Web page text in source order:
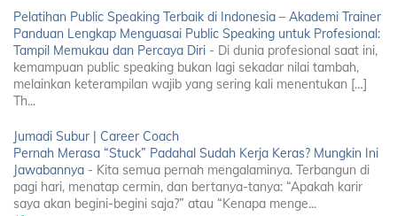
Pelatihan Public Speaking Terbaik di Indonesia – Akademi Trainer
Panduan Lengkap Menguasai Public Speaking untuk Profesional:
Tampil Memukau dan Percaya Diri - Di dunia profesional saat ini,
kemampuan public speaking bukan lagi sekadar nilai tambah,
melainkan keterampilan wajib yang sering kali menentukan […]
Th...
Jumadi Subur | Career Coach
Pernah Merasa “Stuck” Padahal Sudah Kerja Keras? Mungkin Ini
Jawabannya - Kita semua pernah mengalaminya. Terbangun di
pagi hari, menatap cermin, dan bertanya-tanya: “Apakah karir
saya akan begini-begini saja?” atau “Kenapa menge...